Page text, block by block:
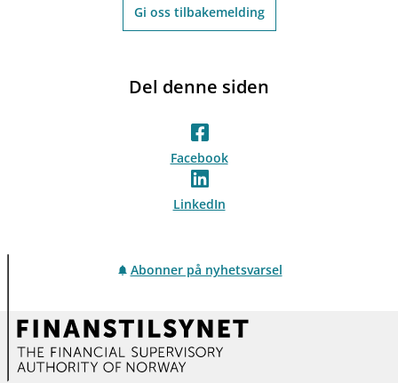
Gi oss tilbakemelding
Del denne siden
Facebook
LinkedIn
Abonner på nyhetsvarsel